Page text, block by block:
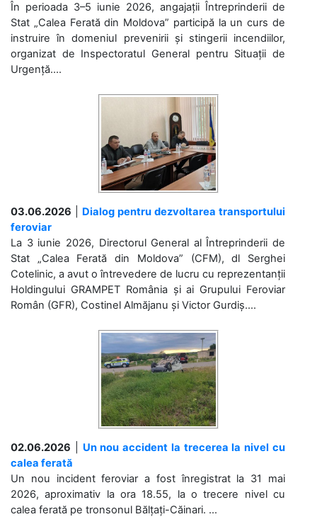
În perioada 3–5 iunie 2026, angajații Întreprinderii de
Stat „Calea Ferată din Moldova” participă la un curs de
instruire în domeniul prevenirii și stingerii incendiilor,
organizat de Inspectoratul General pentru Situații de
Urgență....
03.06.2026
Dialog pentru dezvoltarea transportului
feroviar
La 3 iunie 2026, Directorul General al Întreprinderii de
Stat „Calea Ferată din Moldova” (CFM), dl Serghei
Cotelinic, a avut o întrevedere de lucru cu reprezentanții
Holdingului GRAMPET România și ai Grupului Feroviar
Român (GFR), Costinel Almăjanu și Victor Gurdiș....
02.06.2026
Un nou accident la trecerea la nivel cu
calea ferată
Un nou incident feroviar a fost înregistrat la 31 mai
2026, aproximativ la ora 18.55, la o trecere nivel cu
calea ferată pe tronsonul Bălțați-Căinari. ...